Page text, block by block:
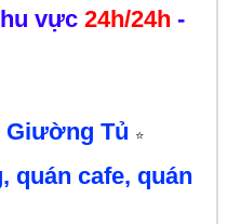
vực 24h/24h -
Giường Tủ ⭐
quán cafe, quán